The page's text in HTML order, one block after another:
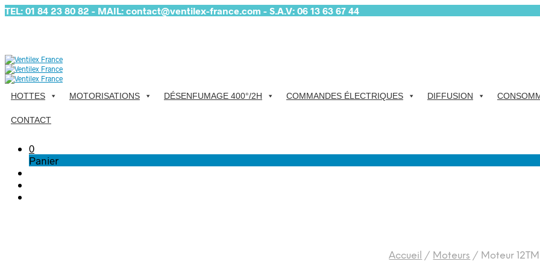
TEL: 01 84 23 80 82 - MAIL: contact@ventilex-france.com - S.A.V: 06 13 63 67 44
HOTTES MOTORISATIONS DÉSENFUMAGE 400°/2H COMMANDES ÉLECTRIQUES DIFFUSION
CONTACT
0
Panier
Accueil / Moteurs / Moteur